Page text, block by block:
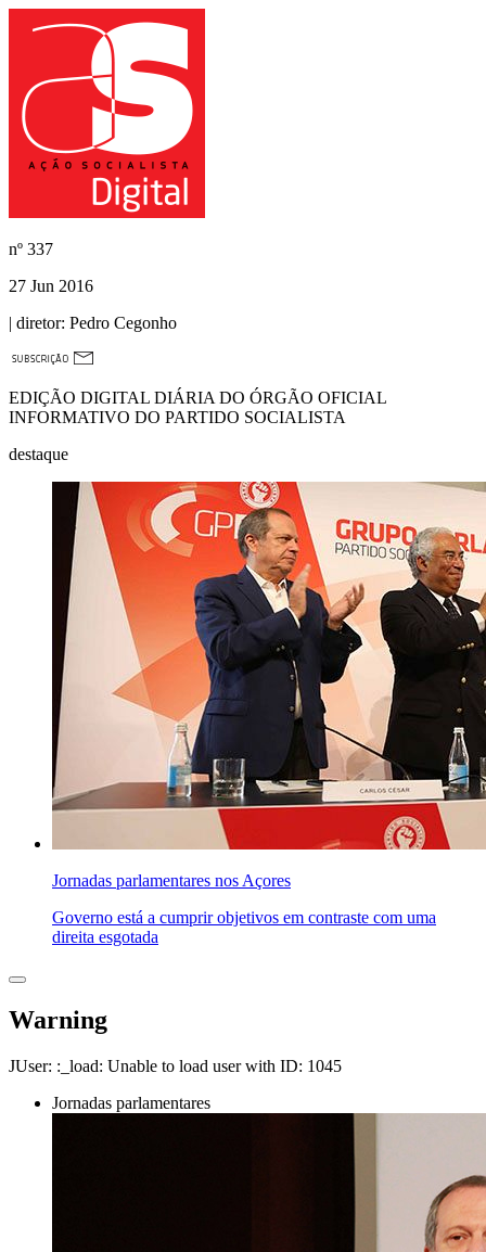
nº 337
27 Jun 2016
| diretor: Pedro Cegonho
EDIÇÃO DIGITAL DIÁRIA DO ÓRGÃO OFICIAL
INFORMATIVO DO PARTIDO SOCIALISTA
destaque
Jornadas parlamentares nos Açores
Governo está a cumprir objetivos em contraste com uma
direita esgotada
Warning
JUser: :_load: Unable to load user with ID: 1045
Jornadas parlamentares